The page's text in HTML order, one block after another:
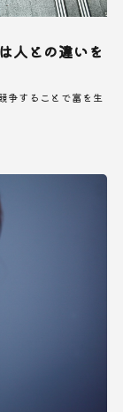
人との違いを
争することで富を生